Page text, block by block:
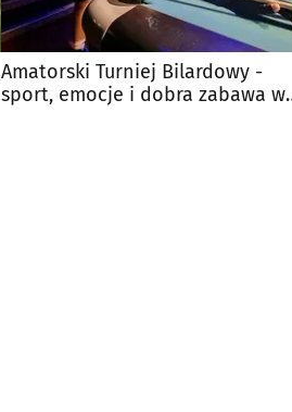
Amatorski Turniej Bilardowy -
sport, emocje i dobra zabawa w